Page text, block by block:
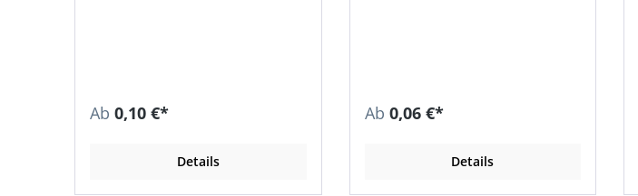
Ab 0,10 €*
Details
Ab 0,06 €*
Details